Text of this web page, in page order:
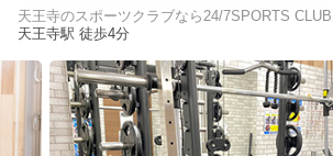
天王寺のスポーツクラブなら24/7SPORTS CLUB
天王寺駅 徒歩4分